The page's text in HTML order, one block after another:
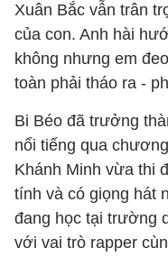
Xuân Bắc vẫn trân
của con. Anh hài
không nhưng em
toàn phải tháo ra -
Bi Béo đã trưởng
nổi tiếng qua
Khánh Minh vừa thi
tính và có giọng hát
đang học tại trường
với vai trò rapper